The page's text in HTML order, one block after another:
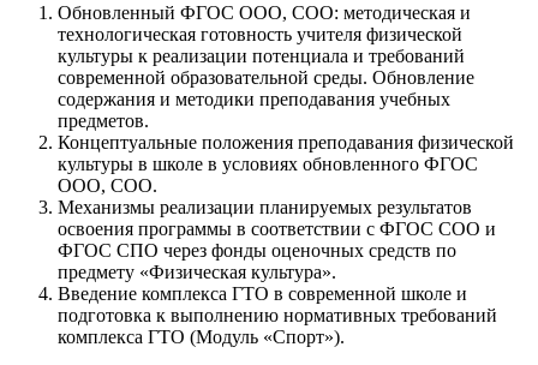
Обновленный ФГОС ООО, СОО: методическая и
технологическая готовность учителя физической
культуры к реализации потенциала и требований
современной образовательной среды. Обновление
содержания и методики преподавания учебных
предметов.
Концептуальные положения преподавания физической
культуры в школе в условиях обновленного ФГОС
ООО, СОО.
Механизмы реализации планируемых результатов
освоения программы в соответствии с ФГОС СОО и
ФГОС СПО через фонды оценочных средств по
предмету «Физическая культура».
Введение комплекса ГТО в современной школе и
подготовка к выполнению нормативных требований
комплекса ГТО (Модуль «Спорт»).